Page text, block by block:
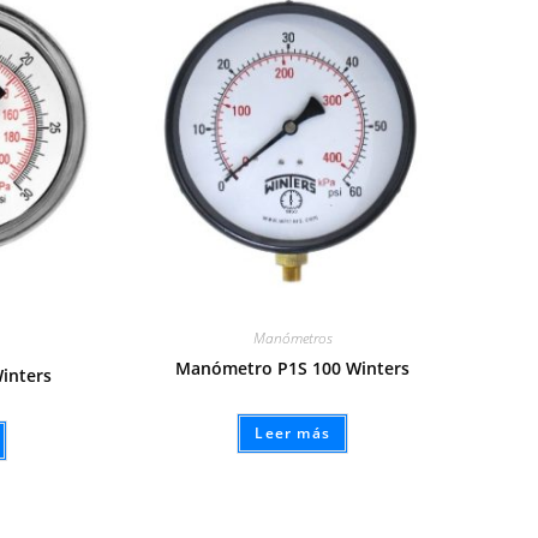
Manómetros
Manómetro P1S 100 Winters
Leer más